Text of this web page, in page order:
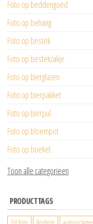
Foto op beddengoed
Foto op behang
Foto op bestek
Foto op bestekzakje
Foto op bierglazen
Foto op bierpakket
Foto op bierpul
Foto op bloempot
Foto op boeket
Toon alle categorieen
PRODUCTTAGS